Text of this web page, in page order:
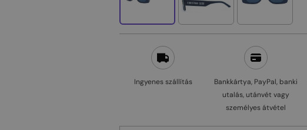
Ingyenes szállítás
Bankkártya, PayPal, banki
utalás, utánvét vagy
személyes átvétel